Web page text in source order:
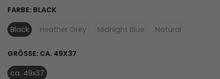
FARBE: BLACK
Black
Heather Grey Midnight Blue Natural
GRÖSSE: CA. 49X37
ca. 49x37